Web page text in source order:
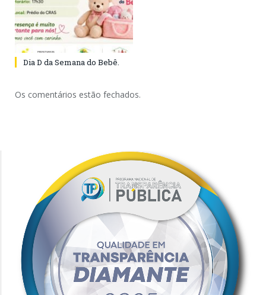
Dia D da Semana do Bebê.
Os comentários estão fechados.